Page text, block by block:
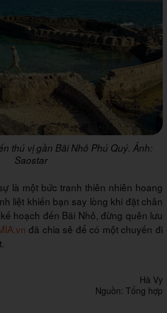
thú vị gần Bãi Nhỏ Phú Quý. Ảnh:
Saostar
là một bức tranh thiên nhiên hoang
liệt khiến bạn say lòng khi đặt chân
hoạch đến Bãi Nhỏ, đừng quên lưu
đã chia sẻ để có một chuyến đi
Hà Vy
Nguồn: Tổng hợp